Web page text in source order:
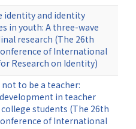
identity and identity
in youth: A three-wave
research (The 26th
of International
Research on Identity)
not to be a teacher:
in teacher
students (The 26th
of International